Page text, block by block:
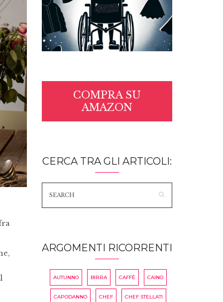
COMPRA SU
AMAZON
CERCA TRA GLI ARTICOLI:
ARGOMENTI RICORRENTI
AUTUNNO BIRRA CAFFÈ CAINO
CAPODANNO CHEF CHEF STELLATI